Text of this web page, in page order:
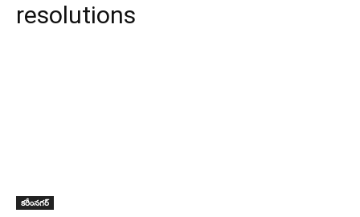
resolutions
కరీంనగర్